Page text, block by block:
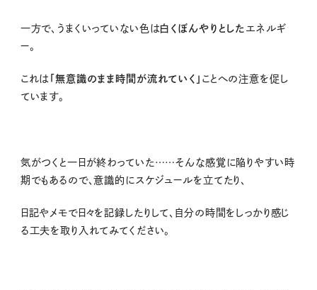
一方で、うまくいっていない色は白くぼんやりとした エネルギ
ー。
これは 「無意識のまま時間が流れていく」 ことへの注意を促し
ています。
気がつくと一日が終わっていた ……そんな感覚に陥りやすい時
期でもあるので、意識的にスケジュールを立てたり、
日記やメモで日々を記録したりして、自分の時間をしっかり感じ
る工夫を取り入れてみてください。